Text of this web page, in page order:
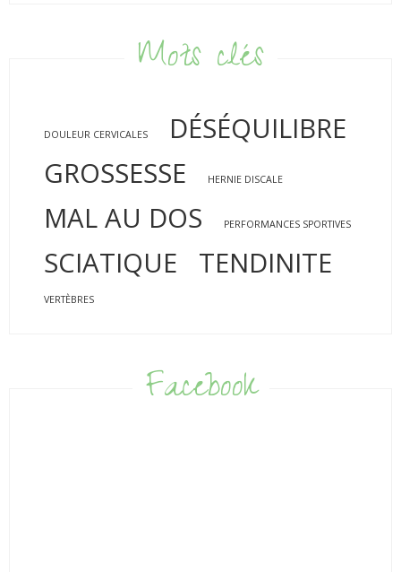
Mots clés
DOULEUR CERVICALES
DÉSÉQUILIBRE
GROSSESSE
HERNIE DISCALE
MAL AU DOS PERFORMANCES SPORTIVES
SCIATIQUE TENDINITE
VERTÈBRES
Facebook